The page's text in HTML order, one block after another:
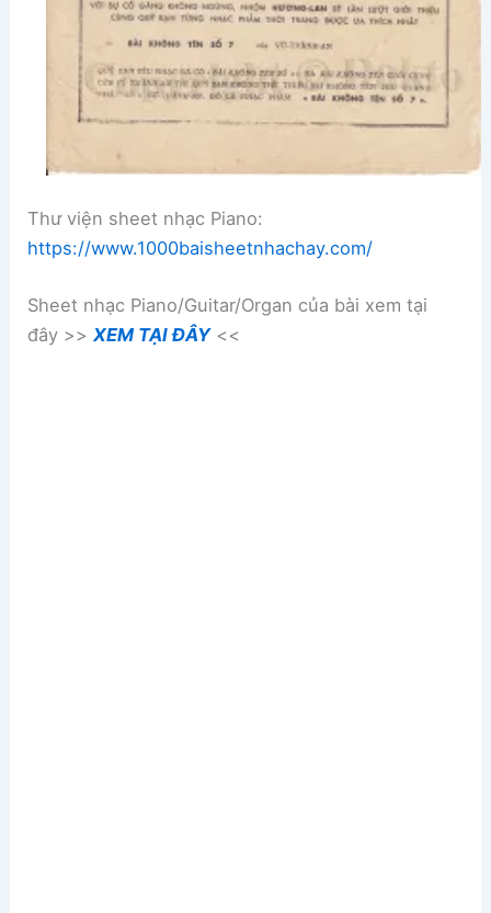
Thư viện sheet nhạc Piano:
https://www.1000baisheetnhachay.com/
Sheet nhạc Piano/Guitar/Organ của bài xem tại
đây >>XEM TẠI ĐÂY<<